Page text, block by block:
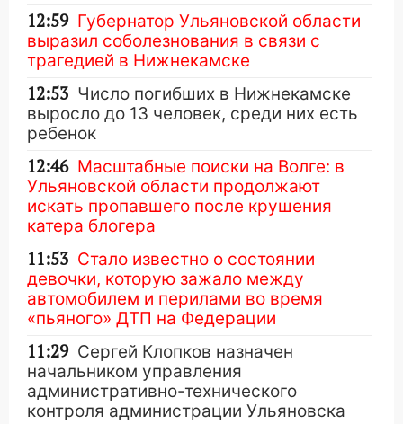
12:59 Губернатор Ульяновской области
выразил соболезнования в связи с
трагедией в Нижнекамске
12:53 Число погибших в Нижнекамске
выросло до 13 человек, среди них есть
ребенок
12:46 Масштабные поиски на Волге: в
Ульяновской области продолжают
искать пропавшего после крушения
катера блогера
11:53 Стало известно о состоянии
девочки, которую зажало между
автомобилем и перилами во время
«пьяного» ДТП на Федерации
11:29 Сергей Клопков назначен
начальником управления
административно-технического
контроля администрации Ульяновска